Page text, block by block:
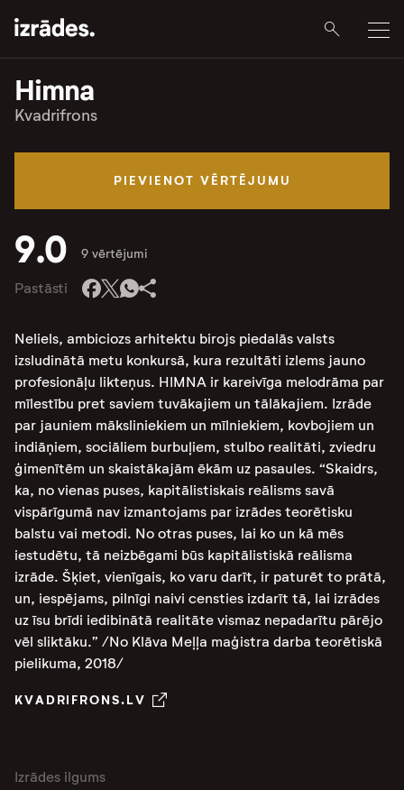
Himna
Kvadrifrons
PIEVIENOT VĒRTĒJUMU
9.0 9 vērtējumi
Pastāsti
Neliels, ambiciozs arhitektu birojs piedalās valsts
izsludinātā metu konkursā, kura rezultāti izlems jauno
profesionāļu likteņus. HIMNA ir kareivīga melodrāma par
mīlestību pret saviem tuvākajiem un tālākajiem. Izrāde
par jauniem māksliniekiem un mīlniekiem, kovbojiem un
indiāņiem, sociāliem burbuļiem, stulbo realitāti, zviedru
ģimenītēm un skaistākajām ēkām uz pasaules. “Skaidrs,
ka, no vienas puses, kapitālistiskais reālisms savā
vispārīgumā nav izmantojams par izrādes teorētisku
balstu vai metodi. No otras puses, lai ko un kā mēs
iestudētu, tā neizbēgami būs kapitālistiskā reālisma
izrāde. Šķiet, vienīgais, ko varu darīt, ir paturēt to prātā,
un, iespējams, pilnīgi naivi censties izdarīt tā, lai izrādes
uz īsu brīdi iedibinātā realitāte vismaz nepadarītu pārējo
vēl sliktāku.” /No Klāva Meļļa maģistra darba teorētiskā
pielikuma, 2018/
KVADRIFRONS.LV
Izrādes ilgums